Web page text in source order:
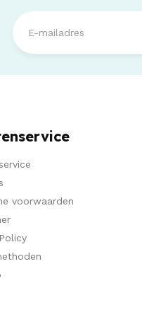
voorwaarden